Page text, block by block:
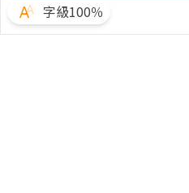
字級100％